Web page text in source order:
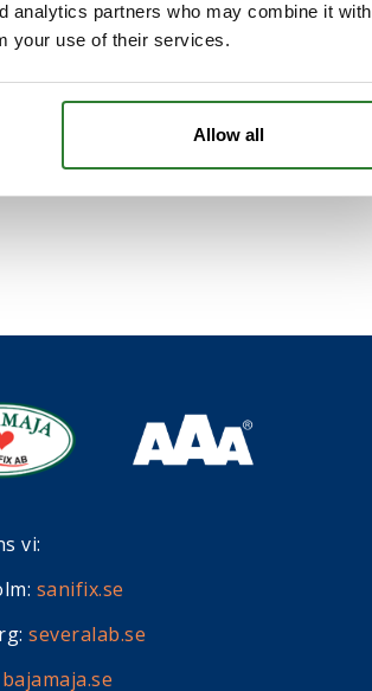
analytics partners who may combine it with
your use of their services.
Allow all
vi:
sanifix.se
severalab.se
bajamaja.se